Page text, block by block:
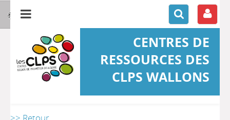
CENTRES DE
RESSOURCES DES
CLPS WALLONS